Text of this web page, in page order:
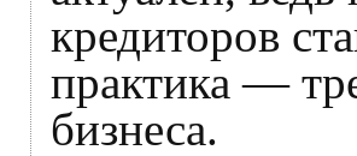
кредиторов
практика —
бизнеса.